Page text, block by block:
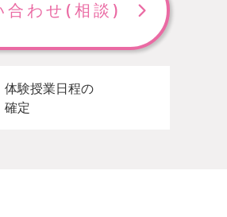
合わせ (相談)
体験授業日程の
確定